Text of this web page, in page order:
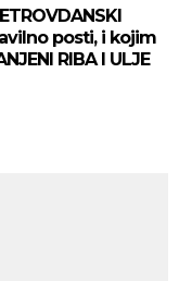
posti, i kojim
RIBA I ULJE